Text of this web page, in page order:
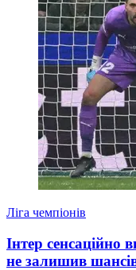
Ліга чемпіонів
Інтер сенсаційно
не залишив